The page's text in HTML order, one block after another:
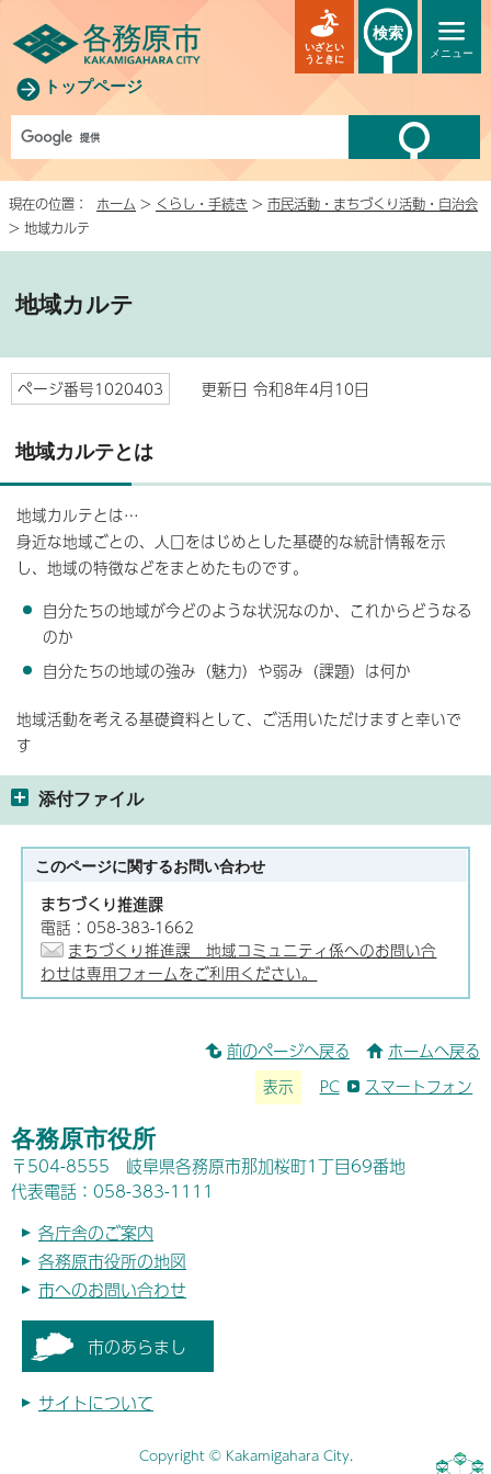
トップページ
メニュー
いざとい
うときに
検索
現在の位置： ホーム > くらし・手続き > 市民活動・まちづくり活動・自治会
> 地域カルテ
地域カルテ
ページ番号1020403 更新日 令和8年4月10日
地域カルテとは
地域カルテとは…
身近な地域ごとの、人口をはじめとした基礎的な統計情報を示
し、地域の特徴などをまとめたものです。
自分たちの地域が今どのような状況なのか、これからどうなる
のか
自分たちの地域の強み（魅力）や弱み（課題）は何か
地域活動を考える基礎資料として、ご活用いただけますと幸いで
す
添付ファイル
このページに関するお問い合わせ
まちづくり推進課
電話：058-383-1662
まちづくり推進課 地域コミュニティ係へのお問い合
わせは専用フォームをご利用ください。
前のページへ戻る ホームへ戻る
表示 PC スマートフォン
各務原市役所
〒504-8555 岐阜県各務原市那加桜町1丁目69番地
代表電話：058-383-1111
各庁舎のご案内
各務原市役所の地図
市へのお問い合わせ
市のあらまし
サイトについて
Copyright © Kakamigahara City.